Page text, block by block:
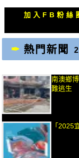
加入FB粉絲
熱門新聞
南澳鄉
難逃生
「2025